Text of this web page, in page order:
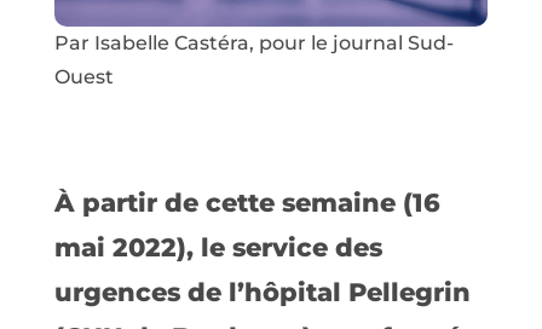
Par Isabelle Castéra, pour le journal Sud-
Ouest
À partir de cette semaine (16
mai 2022), le service des
urgences de l’hôpital Pellegrin